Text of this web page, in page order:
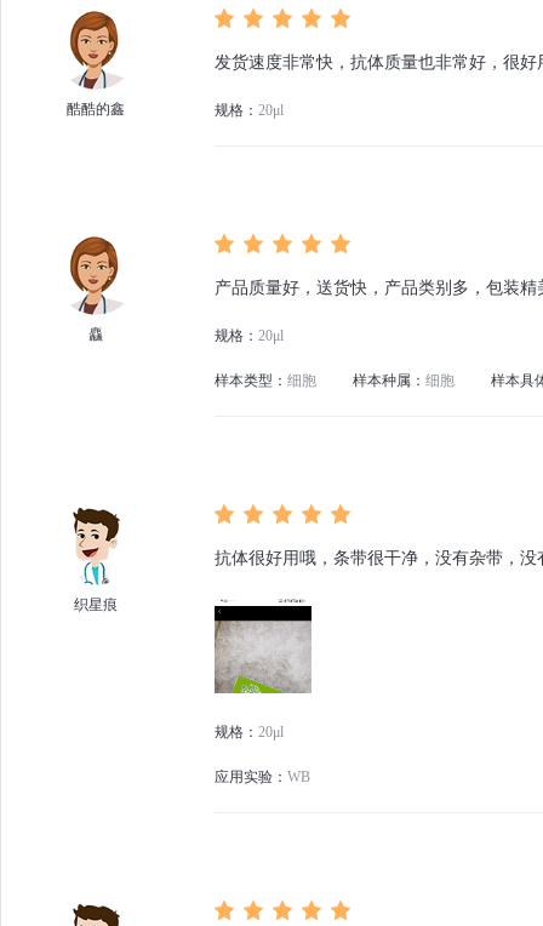
酷酷的鑫
发货速度非常快，抗体质量也非常好，很好
规格： 20μl
麤
产品质量好，送货快，产品类别多，包装精
规格： 20μl
样本类型： 细胞 样本种属： 细胞 样本具
织星痕
抗体很好用哦，条带很干净，没有杂带，没
规格： 20μl
应用实验： WB